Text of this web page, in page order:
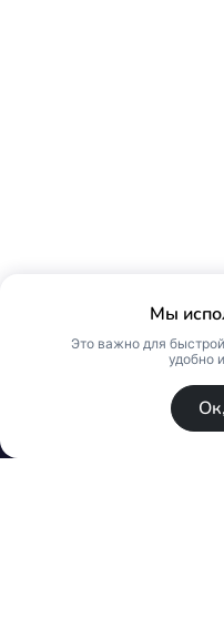
Мы
Это важно для
удобно